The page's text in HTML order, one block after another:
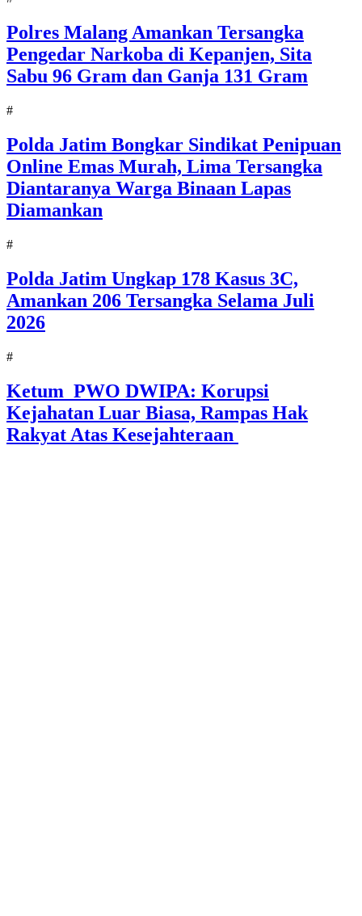
Polres Malang Amankan Tersangka
Pengedar Narkoba di Kepanjen, Sita
Sabu 96 Gram dan Ganja 131 Gram
#
Polda Jatim Bongkar Sindikat Penipuan
Online Emas Murah, Lima Tersangka
Diantaranya Warga Binaan Lapas
Diamankan
#
Polda Jatim Ungkap 178 Kasus 3C,
Amankan 206 Tersangka Selama Juli
2026
#
Ketum PWO DWIPA: Korupsi
Kejahatan Luar Biasa, Rampas Hak
Rakyat Atas Kesejahteraan